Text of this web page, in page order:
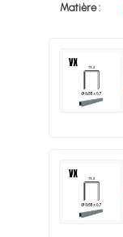
Matière :